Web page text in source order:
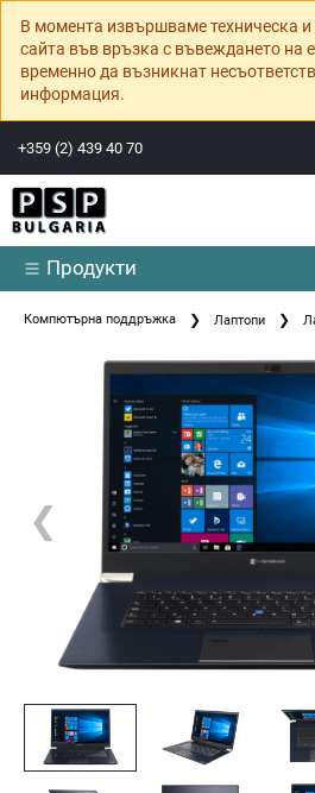
В момента извършваме техническа
сайта във връзка с въвеждането на
временно да възникнат
информация.
+359 (2) 439 40 70
Продукти
Компютърна поддръжка Лаптопи
❮